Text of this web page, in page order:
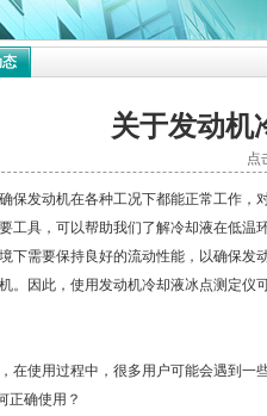
关于发动机
点
发动机在各种工况下都能正常工作，对
工具，可以帮助我们了解冷却液在低温
下需要保持良好的流动性能，以确保发
。因此，使用发动机冷却液冰点测定仪
使用过程中，很多用户可能会遇到一些
确使用？